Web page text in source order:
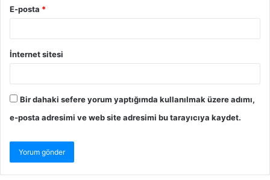
E-posta *
İnternet sitesi
Bir dahaki sefere yorum yaptığımda kullanılmak üzere adımı,
e-posta adresimi ve web site adresimi bu tarayıcıya kaydet.